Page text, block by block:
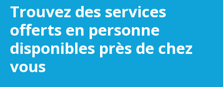
Trouvez des services
offerts en personne
disponibles près de chez
vous